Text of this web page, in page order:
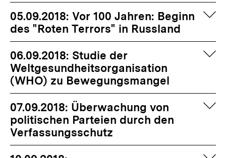
05.09.2018: Vor 100 Jahren: Beginn
des "Roten Terrors" in Russland
06.09.2018: Studie der
Weltgesundheitsorganisation
(WHO) zu Bewegungsmangel
07.09.2018: Überwachung von
politischen Parteien durch den
Verfassungsschutz